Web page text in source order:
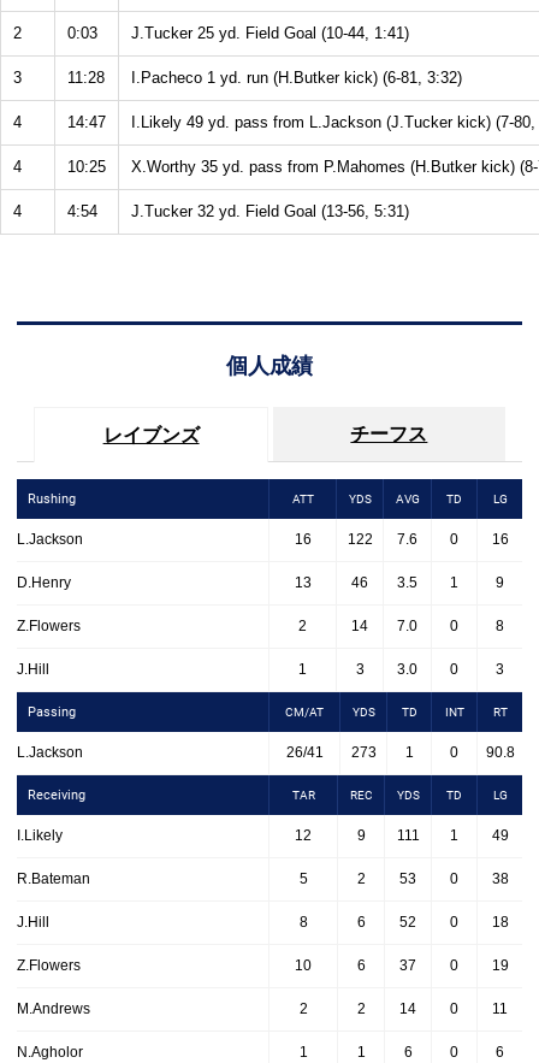
2 0:03 J.Tucker 25 yd. Field Goal (10-44, 1:41)
3 11:28 I.Pacheco 1 yd. run (H.Butker kick) (6-81, 3:32)
4 14:47 I.Likely 49 yd. pass from L.Jackson (J.Tucker kick) (7-80,
4 10:25 X.Worthy 35 yd. pass from P.Mahomes (H.Butker kick)
4 4:54 J.Tucker 32 yd. Field Goal (13-56, 5:31)
個人成績
レイブンズ チーフス
Rushing ATT YDS AVG TD LG
L.Jackson 16 122 7.6 0 16
D.Henry 13 46 3.5 1 9
Z.Flowers 2 14 7.0 0 8
J.Hill 1 3 3.0 0 3
Passing CM/AT YDS TD INT RT
L.Jackson 26/41 273 1 0 90.8
Receiving TAR REC YDS TD LG
I.Likely 12 9 111 1 49
R.Bateman 5 2 53 0 38
J.Hill 8 6 52 0 18
Z.Flowers 10 6 37 0 19
M.Andrews 2 2 14 0 11
N.Agholor 1 1 6 0 6